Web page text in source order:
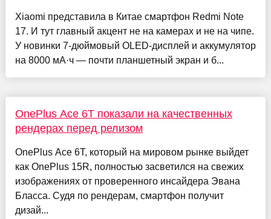
Xiaomi представила в Китае смартфон Redmi Note
17. И тут главный акцент не на камерах и не на чипе.
У новинки 7-дюймовый OLED-дисплей и аккумулятор
на 8000 мА·ч — почти планшетный экран и б...
OnePlus Ace 6T показали на качественных
рендерах перед релизом
OnePlus Ace 6T, который на мировом рынке выйдет
как OnePlus 15R, полностью засветился на свежих
изображениях от проверенного инсайдера Эвана
Бласса. Судя по рендерам, смартфон получит
дизай...